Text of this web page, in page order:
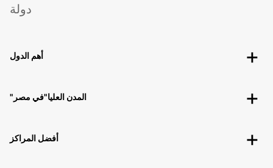
دولة
أهم الدول
"المدن العليا"في مصر
أفضل المراكز